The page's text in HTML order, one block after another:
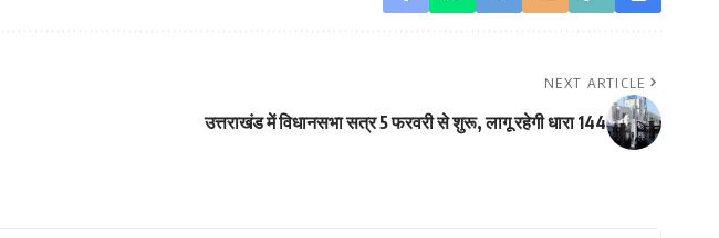
NEXT ARTICLE
उत्तराखंड में विधानसभा सत्र 5 फरवरी से शुरू, लागू रहेगी धारा 144